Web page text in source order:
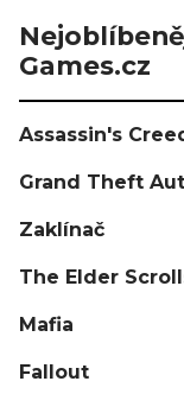
Games.cz
Assassin's
Grand Theft
Zaklínač
The Elder
Mafia
Fallout